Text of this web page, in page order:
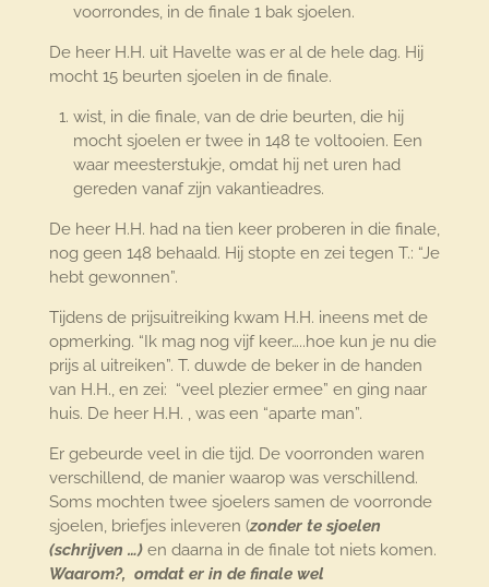
voorrondes, in de finale 1 bak sjoelen.
De heer H.H. uit Havelte was er al de hele dag. Hij
mocht 15 beurten sjoelen in de finale.
wist, in die finale, van de drie beurten, die hij
mocht sjoelen er twee in 148 te voltooien. Een
waar meesterstukje, omdat hij net uren had
gereden vanaf zijn vakantieadres.
De heer H.H. had na tien keer proberen in die finale,
nog geen 148 behaald. Hij stopte en zei tegen T.: “Je
hebt gewonnen”.
Tijdens de prijsuitreiking kwam H.H. ineens met de
opmerking. “Ik mag nog vijf keer…..hoe kun je nu die
prijs al uitreiken”. T. duwde de beker in de handen
van H.H., en zei: “veel plezier ermee” en ging naar
huis. De heer H.H. , was een “aparte man”.
Er gebeurde veel in die tijd. De voorronden waren
verschillend, de manier waarop was verschillend.
Soms mochten twee sjoelers samen de voorronde
sjoelen, briefjes inleveren (zonder te sjoelen
(schrijven …)en daarna in de finale tot niets komen.
Waarom?, omdat er in de finale wel